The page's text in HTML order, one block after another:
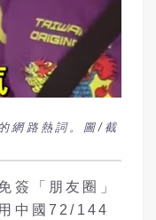
網路熱詞。圖/截
簽「朋友圈」
中國72/144